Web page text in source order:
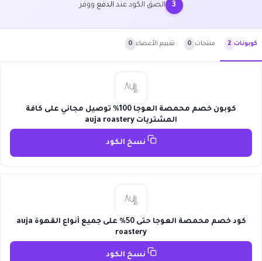
3 الصق الكود عند الدفع ووفّر
كوبونات 2 منتجات 0 تقييم الأعضاء 0
كوبون خصم محمصة العوجا 100% توصيل مجاني على كافة
المشتريات auja roastery
نسخ الكود
كود خصم محمصة العوجا حتى 50% على جميع أنواع القهوة auja
roastery
نسخ الكود